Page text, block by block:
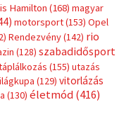
Hamilton (168) magyar
motorsport(153) Opel
Rendezvény(142) rio
(128) szabadidősport
(155) utazás
(129) vitorlázás
(130) életmód(416)